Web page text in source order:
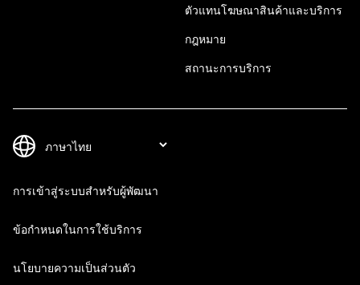
ตัวแทนโฆษณาสินค้าและบริการ
กฎหมาย
สถานะการบริการ
การเข้าสู่ระบบสำหรับผู้พัฒนา
ข้อกำหนดในการใช้บริการ
นโยบายความเป็นส่วนตัว